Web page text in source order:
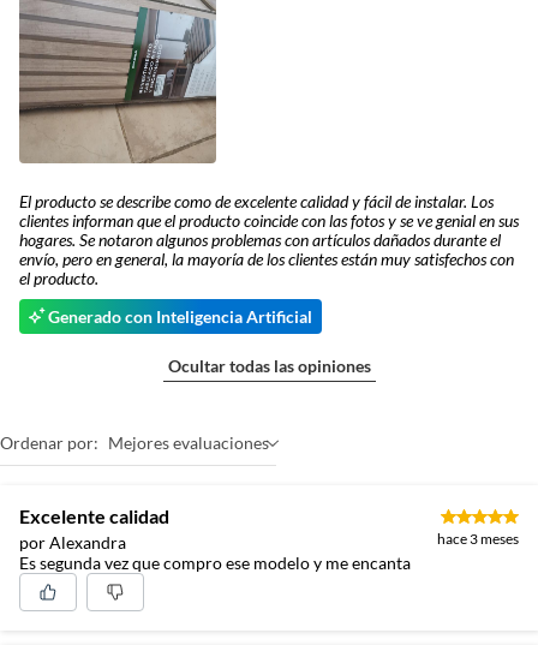
El producto se describe como de excelente calidad y fácil de instalar. Los
clientes informan que el producto coincide con las fotos y se ve genial en sus
hogares. Se notaron algunos problemas con artículos dañados durante el
envío, pero en general, la mayoría de los clientes están muy satisfechos con
el producto.
Generado con Inteligencia Artificial
Ocultar todas las opiniones
Ordenar por: Mejores evaluaciones
Excelente calidad
por Alexandra hace 3 meses
Es segunda vez que compro ese modelo y me encanta